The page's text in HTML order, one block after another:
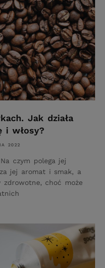
Jak działa
i włosy?
2022
czym polega jej
jej aromat i smak, a
choć może